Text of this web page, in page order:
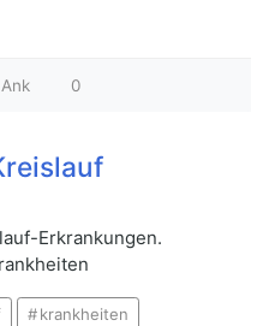
Ank 0
Erkrankungen.
krankheiten